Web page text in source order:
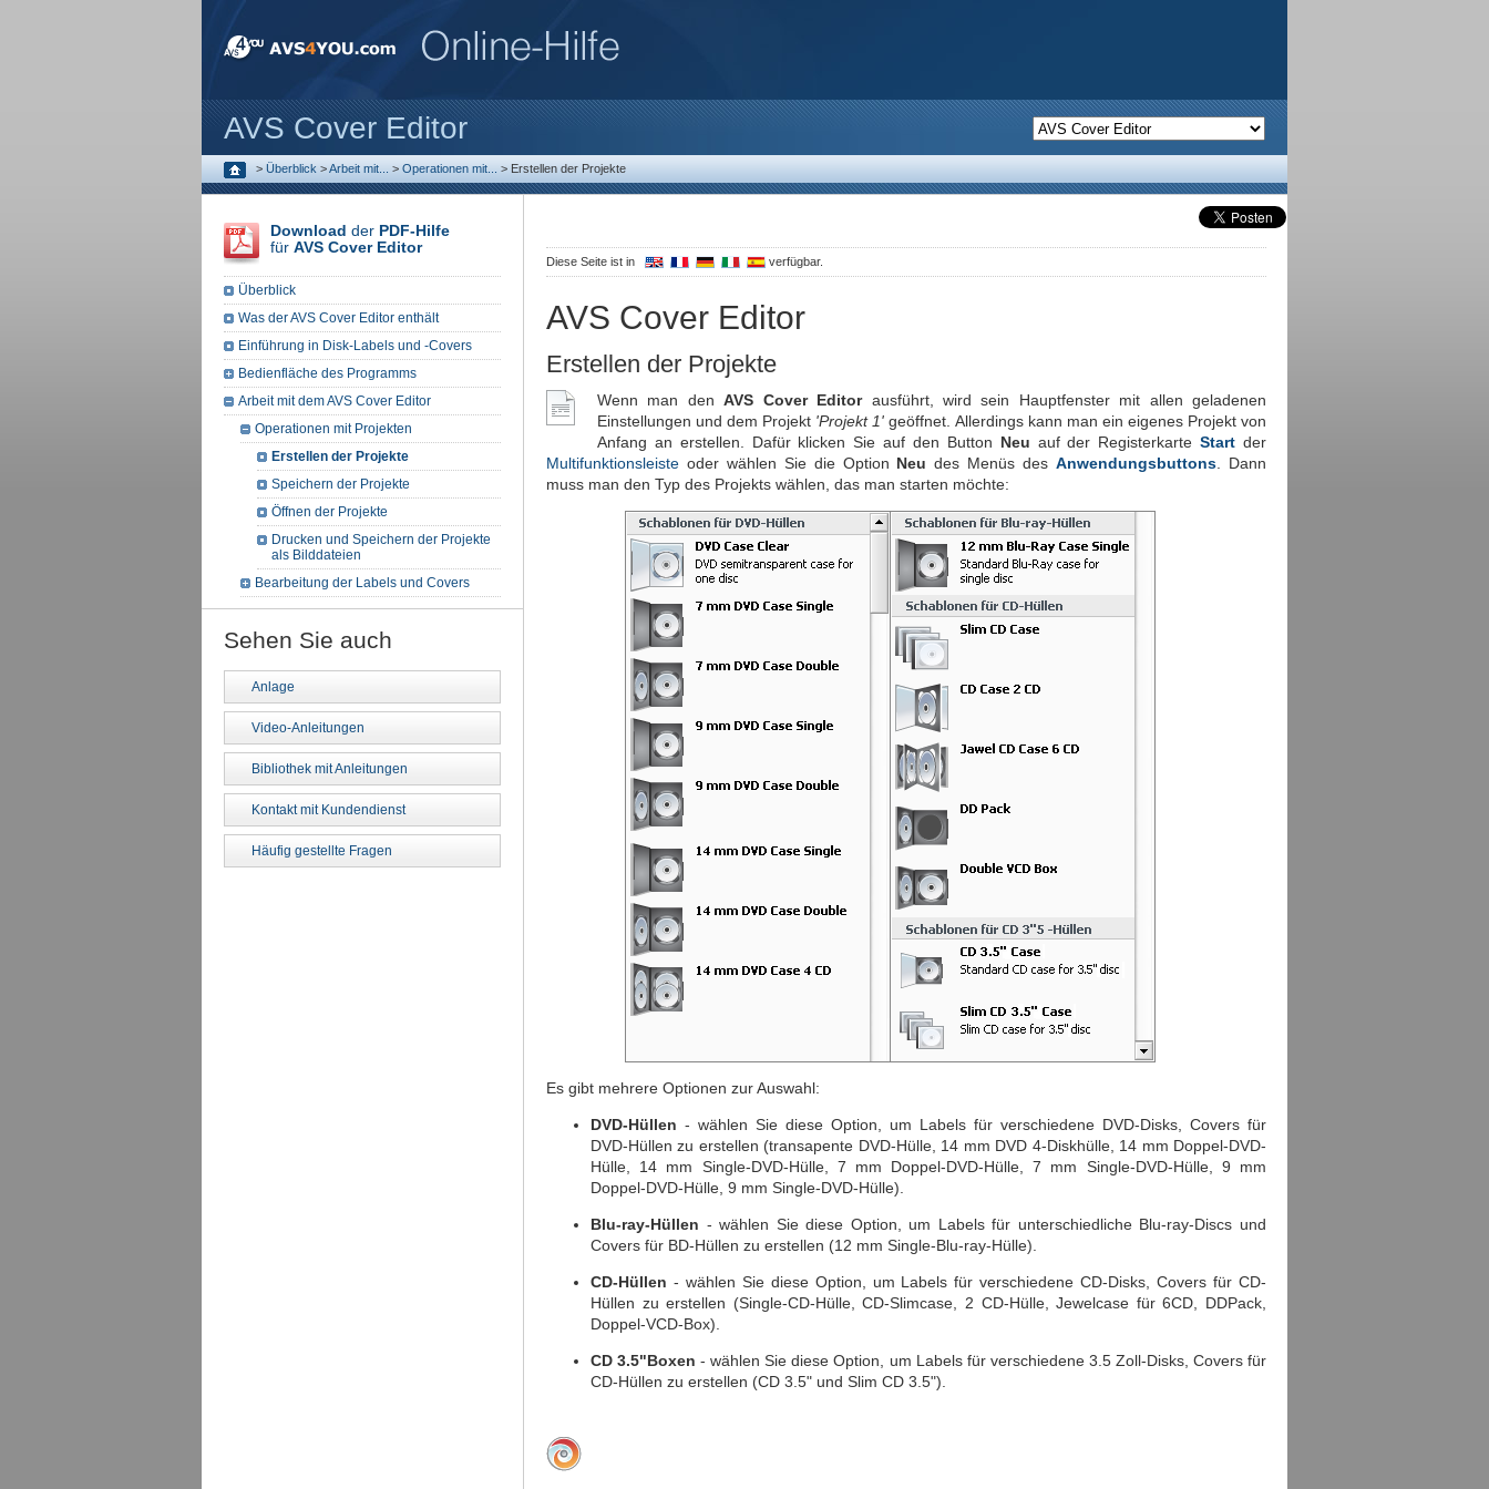
AVS Cover Editor
> Überblick >Arbeit mit... > Operationen mit... > Erstellen der Projekte
Diese Seite ist in verfügbar.
AVS Cover Editor
Erstellen der Projekte
Wenn man denAVS Cover Editorausführt, wird sein Hauptfenster mit allen geladenen
Einstellungen und dem Projekt 'Projekt 1' geöffnet. Allerdings kann man ein eigenes Projekt von
Anfang an erstellen. Dafür klicken Sie auf den Button Neu auf der RegisterkarteStart der
Multifunktionsleiste oder wählen Sie die Option Neu des Menüs desAnwendungsbuttons . Dann
muss man den Typ des Projekts wählen, das man starten möchte:
Es gibt mehrere Optionen zur Auswahl:
DVD-Hüllen - wählen Sie diese Option, um Labels für verschiedene DVD-Disks, Covers für
DVD-Hüllen zu erstellen (transapente DVD-Hülle, 14 mm DVD 4-Diskhülle, 14 mm Doppel-DVD-
Hülle, 14 mm Single-DVD-Hülle, 7 mm Doppel-DVD-Hülle, 7 mm Single-DVD-Hülle, 9 mm
Doppel-DVD-Hülle, 9 mm Single-DVD-Hülle).
Blu-ray-Hüllen - wählen Sie diese Option, um Labels für unterschiedliche Blu-ray-Discs und
Covers für BD-Hüllen zu erstellen (12 mm Single-Blu-ray-Hülle).
CD-Hüllen - wählen Sie diese Option, um Labels für verschiedene CD-Disks, Covers für CD-
Hüllen zu erstellen (Single-CD-Hülle, CD-Slimcase, 2 CD-Hülle, Jewelcase für 6CD, DDPack,
Doppel-VCD-Box).
CD 3.5"Boxen - wählen Sie diese Option, um Labels für verschiedene 3.5 Zoll-Disks, Covers für
CD-Hüllen zu erstellen (CD 3.5" und Slim CD 3.5").
Download der PDF-Hilfe
für AVS Cover Editor
Überblick
Was der AVS Cover Editor enthält
Einführung in Disk-Labels und -Covers
Bedienfläche des Programms
Arbeit mit dem AVS Cover Editor
Operationen mit Projekten
Erstellen der Projekte
Speichern der Projekte
Öffnen der Projekte
Drucken und Speichern der Projekte
als Bilddateien
Bearbeitung der Labels und Covers
Sehen Sie auch
Anlage
Video-Anleitungen
Bibliothek mit Anleitungen
Kontakt mit Kundendienst
Häufig gestellte Fragen